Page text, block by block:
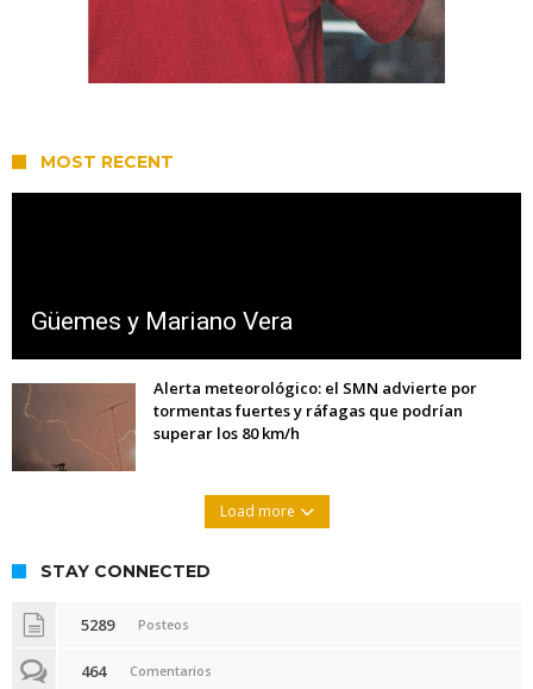
MOST RECENT
Güemes y Mariano Vera
Alerta meteorológico: el SMN advierte por
tormentas fuertes y ráfagas que podrían
superar los 80 km/h
Load more
STAY CONNECTED
5289 Posteos
464 Comentarios